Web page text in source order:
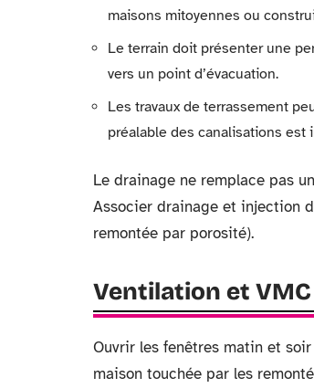
maisons mitoyennes ou
Le terrain doit présenter une
vers un point d’évacuation.
Les travaux de terrassement
préalable des canalisations est
Le drainage ne remplace pas
Associer drainage et injection
remontée par porosité).
Ventilation et
Ouvrir les fenêtres matin et
maison touchée par les